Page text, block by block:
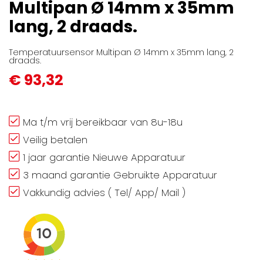
de
afbeeldingen-
gallerij
Multipan Ø 14mm x 35mm
lang, 2 draads.
Temperatuursensor Multipan Ø 14mm x 35mm lang, 2
draads.
€ 93,32
Ma t/m vrij bereikbaar van 8u-18u
Veilig betalen
1 jaar garantie Nieuwe Apparatuur
3 maand garantie Gebruikte Apparatuur
Vakkundig advies ( Tel/ App/ Mail )